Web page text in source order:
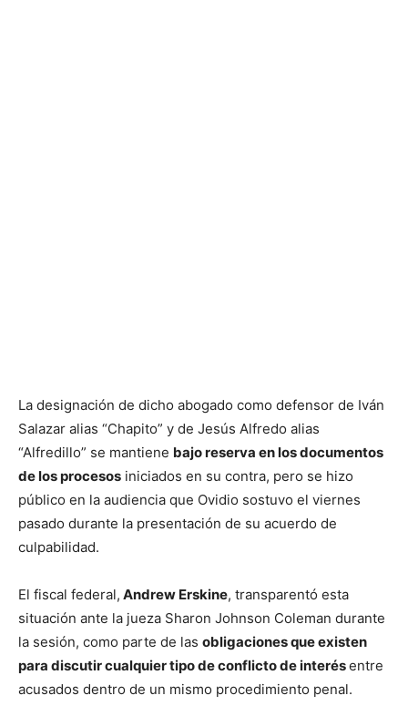
La designación de dicho abogado como defensor de Iván
Salazar alias “Chapito” y de Jesús Alfredo alias
“Alfredillo” se mantiene bajo reserva en los documentos
de los procesos iniciados en su contra, pero se hizo
público en la audiencia que Ovidio sostuvo el viernes
pasado durante la presentación de su acuerdo de
culpabilidad.
El fiscal federal, Andrew Erskine, transparentó esta
situación ante la jueza Sharon Johnson Coleman durante
la sesión, como parte de las obligaciones que existen
para discutir cualquier tipo de conflicto de interésentre
acusados dentro de un mismo procedimiento penal.